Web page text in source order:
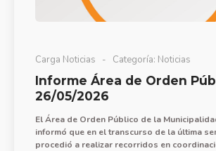
Carga Noticias Categoría: Noticias
Informe Área de Orden
26/05/2026
El Área de Orden Público de la
informó que en el transcurso de la última
procedió a realizar recorridos en